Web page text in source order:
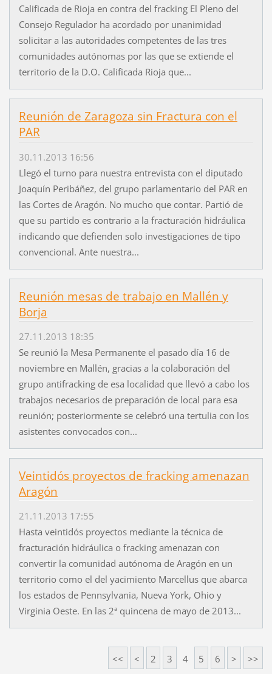
Calificada de Rioja en contra del fracking El Pleno del
Consejo Regulador ha acordado por unanimidad
solicitar a las autoridades competentes de las tres
comunidades autónomas por las que se extiende el
territorio de la D.O. Calificada Rioja que...
Reunión de Zaragoza sin Fractura con el
PAR
30.11.2013 16:56
Llegó el turno para nuestra entrevista con el diputado
Joaquín Peribáñez, del grupo parlamentario del PAR en
las Cortes de Aragón. No mucho que contar. Partió de
que su partido es contrario a la fracturación hidráulica
indicando que defienden solo investigaciones de tipo
convencional. Ante nuestra...
Reunión mesas de trabajo en Mallén y
Borja
27.11.2013 18:35
Se reunió la Mesa Permanente el pasado día 16 de
noviembre en Mallén, gracias a la colaboración del
grupo antifracking de esa localidad que llevó a cabo los
trabajos necesarios de preparación de local para esa
reunión; posteriormente se celebró una tertulia con los
asistentes convocados con...
Veintidós proyectos de fracking amenazan
Aragón
21.11.2013 17:55
Hasta veintidós proyectos mediante la técnica de
fracturación hidráulica o fracking amenazan con
convertir la comunidad autónoma de Aragón en un
territorio como el del yacimiento Marcellus que abarca
los estados de Pennsylvania, Nueva York, Ohio y
Virginia Oeste. En las 2ª quincena de mayo de 2013...
<< < 2 3 4 5 6 > >>